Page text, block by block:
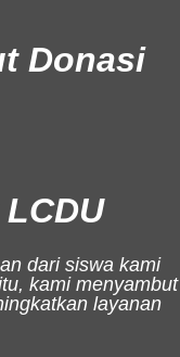
Donasi
dari siswa kami
kami menyambut
layanan